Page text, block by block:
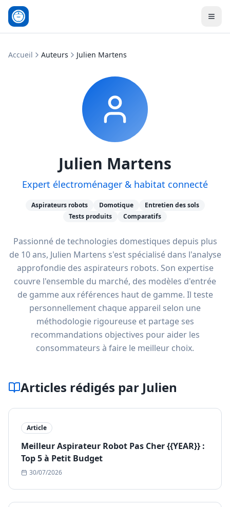
Accueil Auteurs Julien Martens
Julien Martens
Expert électroménager & habitat connecté
Aspirateurs robots Domotique
Entretien des sols
Tests produits
Comparatifs
Passionné de technologies domestiques depuis plus
de 10 ans, Julien Martens s'est spécialisé dans l'analyse
approfondie des aspirateurs robots. Son expertise
couvre l'ensemble du marché, des modèles d'entrée
de gamme aux références haut de gamme. Il teste
personnellement chaque appareil selon une
méthodologie rigoureuse et partage ses
recommandations objectives pour aider les
consommateurs à faire le meilleur choix.
Articles rédigés par Julien
Article
Meilleur Aspirateur Robot Pas Cher {{YEAR}} :
Top 5 à Petit Budget
30/07/2026